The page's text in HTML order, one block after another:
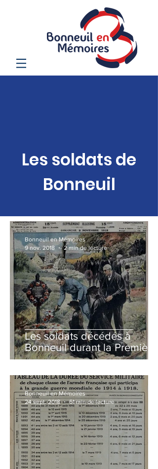
Les soldats de
Bonneuil
Les soldats décédés à
Bonneuil durant la Première
Guerre mondiale
Bonneuil en Mémoires
9 nov. 2018
2 min de lecture
Bonneuil en Mémoires
24 sept. 2018
61 min de lecture